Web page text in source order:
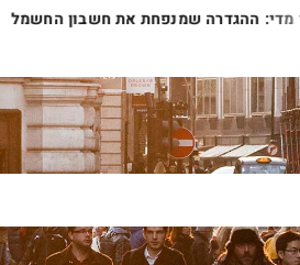
מדי: ההגדרה שמנפחת את חשבון החשמל